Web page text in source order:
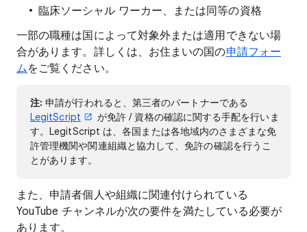
臨床ソーシャル ワーカー、または同等の資格
一部の職種は国によって対象外または適用できない場
合があります。詳しくは、お住まいの国の申請フォー
ムをご覧ください。
注:申請が行われると、第三者のパートナーである
LegitScript
が免許 / 資格の確認に関する手配を行いま
す。LegitScript は、各国または各地域内のさまざまな免
許管理機関や関連組織と協力して、免許の確認を行うこ
とがあります。
また、申請者個人や組織に関連付けられている
YouTube チャンネルが次の要件を満たしている必要が
あります。